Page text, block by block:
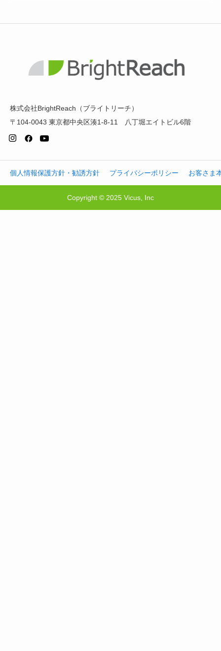
株式会社BrightReach（ブライトリーチ）
〒104-0043 東京都中央区湊1-8-11 八丁堀エイトビル6階
個人情報保護方針・勧誘方針 プライバシーポリシー お客さま
Copyright © 2025 Vicus, Inc